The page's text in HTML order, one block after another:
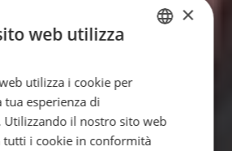
GERMAN
×
web utilizza
utilizza i cookie per
esperienza di
Utilizzando il nostro sito web
tutti i cookie in conformità